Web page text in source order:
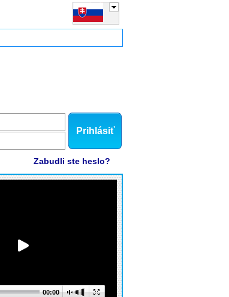
Prihlásiť
Zabudli ste heslo?
00:00